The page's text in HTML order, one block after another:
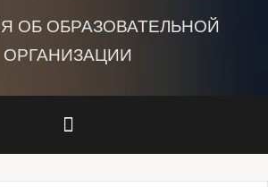
ОБ ОБРАЗОВАТЕЛЬНОЙ
ОРГАНИЗАЦИИ